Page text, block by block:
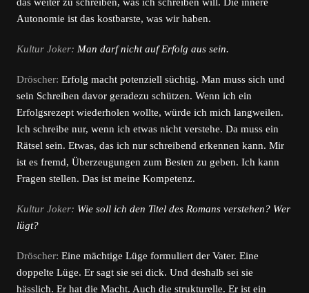
Autonomie ist das kostbarste, was wir haben.
Kultur Joker: Man darf nicht auf Erfolg aus sein.
Dröscher: Erfolg macht potenziell süchtig. Man muss sich und
sein Schreiben davor geradezu schützen. Wenn ich ein
Erfolgsrezept wiederholen wollte, würde ich mich langweilen.
Ich schreibe nur, wenn ich etwas nicht verstehe. Da muss ein
Rätsel sein. Etwas, das ich nur schreibend erkennen kann. Mir
ist es fremd, Überzeugungen zum Besten zu geben. Ich kann
Fragen stellen. Das ist meine Kompetenz.
Kultur Joker: Wie soll ich den Titel des Romans verstehen? Wer
lügt?
Dröscher: Eine mächtige Lüge formuliert der Vater. Eine
doppelte Lüge. Er sagt sie sei dick. Und deshalb sei sie
hässlich. Er hat die Macht. Auch die strukturelle. Er ist ein